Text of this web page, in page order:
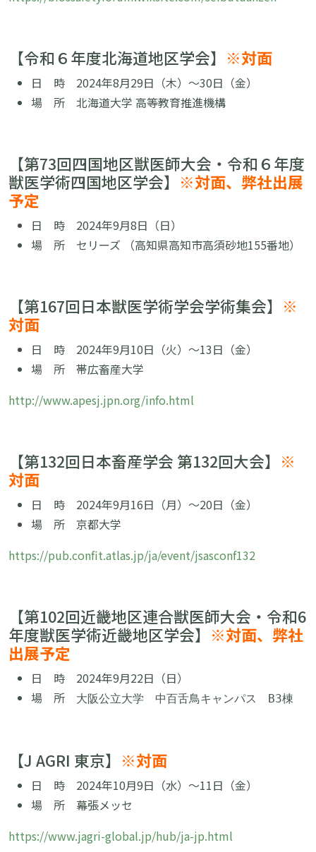
【令和６年度北海道地区学会】 ※対面
日 時 2024年8月29日（木）〜30日（金）
場 所 北海道大学 高等教育推進機構
【第73回四国地区獣医師大会・令和６年度
獣医学術四国地区学会】 ※対面、弊社出展
予定
日 時 2024年9月8日（日）
場 所 セリーズ （高知県高知市高須砂地155番地）
【第167回日本獣医学術学会学術集会】 ※
対面
日 時 2024年9月10日（火）～13日（金）
場 所 帯広畜産大学
http://www.apesj.jpn.org/info.html
【第132回日本畜産学会 第132回大会】 ※
対面
日 時 2024年9月16日（月）〜20日（金）
場 所 京都大学
https://pub.confit.atlas.jp/ja/event/jsasconf132
【第102回近畿地区連合獣医師大会・令和6
年度獣医学術近畿地区学会】 ※対面、弊社
出展予定
日 時 2024年9月22日（日）
場 所
大阪公立大学 中百舌鳥キャンパス B3棟
【J AGRI 東京】 ※対面
日 時 2024年10月9日（水）〜11日（金）
場 所 幕張メッセ
https://www.jagri-global.jp/hub/ja-jp.html